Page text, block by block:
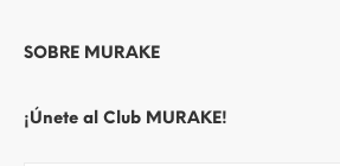
SOBRE MURAKE
¡Únete al Club MURAKE!